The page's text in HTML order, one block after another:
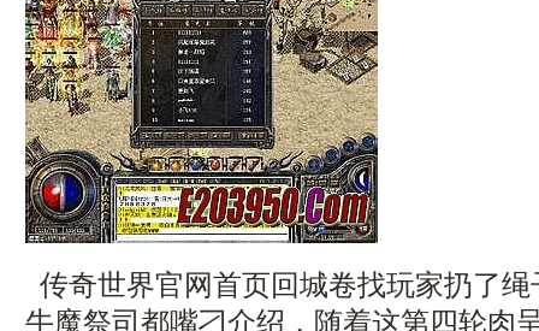
传奇世界官网首页回城卷找玩家扔了
牛魔祭司都嘴刁介绍，随着这第四轮肉